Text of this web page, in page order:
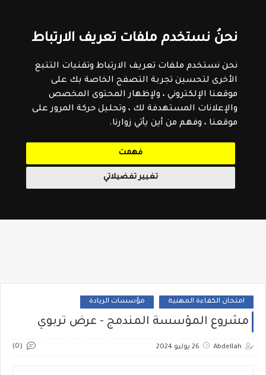
نحنُ نستخدم ملفات تعريف الارتباط
نحن نستخدم ملفات تعريف الارتباط وتقنيات التتبع
الأخرى لتحسين تجربة التصفح الخاصة بك على
موقعنا الإلكتروني ، ولإظهار المحتوى المخصص
والإعلانات المستهدفة لك ، وتحليل حركة المرور على
موقعنا ، وفهم من أين يأتي زوارنا.
فهمت
تغيير تفضيلاتي
امتحان الكفاءة المهنية مؤسسات الريادة
مشروع المؤسسة المندمج - عرض تربوي
Abdellah 26 يوليو 2024 (0)